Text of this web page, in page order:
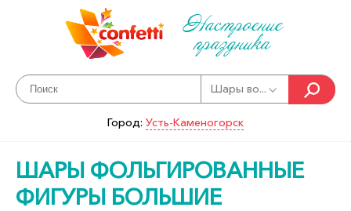
Настроение
праздника
Шары во...
Город: Усть-Каменогорск
ШАРЫ ФОЛЬГИРОВАННЫЕ
ФИГУРЫ БОЛЬШИЕ